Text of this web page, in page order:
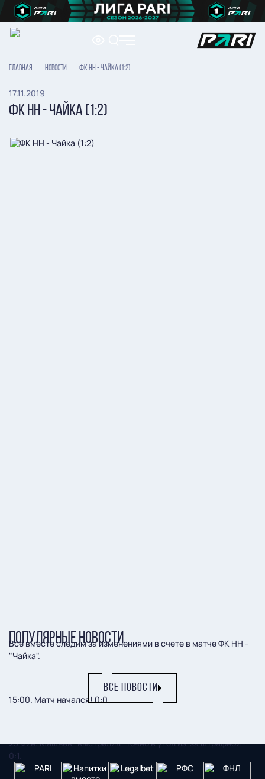
ГЛАВНАЯ НОВОСТИ ФК НН - ЧАЙКА (1:2)
17.11.2019
ФК НН - ЧАЙКА (1:2)
Все вместе следим за изменениями в счете в матче ФК НН -
"Чайка".
15:00. Матч начался! 0:0.
23 мин. Машнев "выстрелил" точно в угол из-за штрафной -
0:1.
ПОПУЛЯРНЫЕ НОВОСТИ
ВСЕ НОВОСТИ